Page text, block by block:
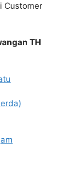
Customer
TH